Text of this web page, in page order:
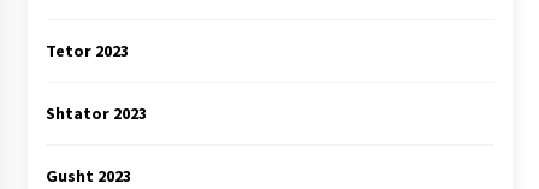
Tetor 2023
Shtator 2023
Gusht 2023